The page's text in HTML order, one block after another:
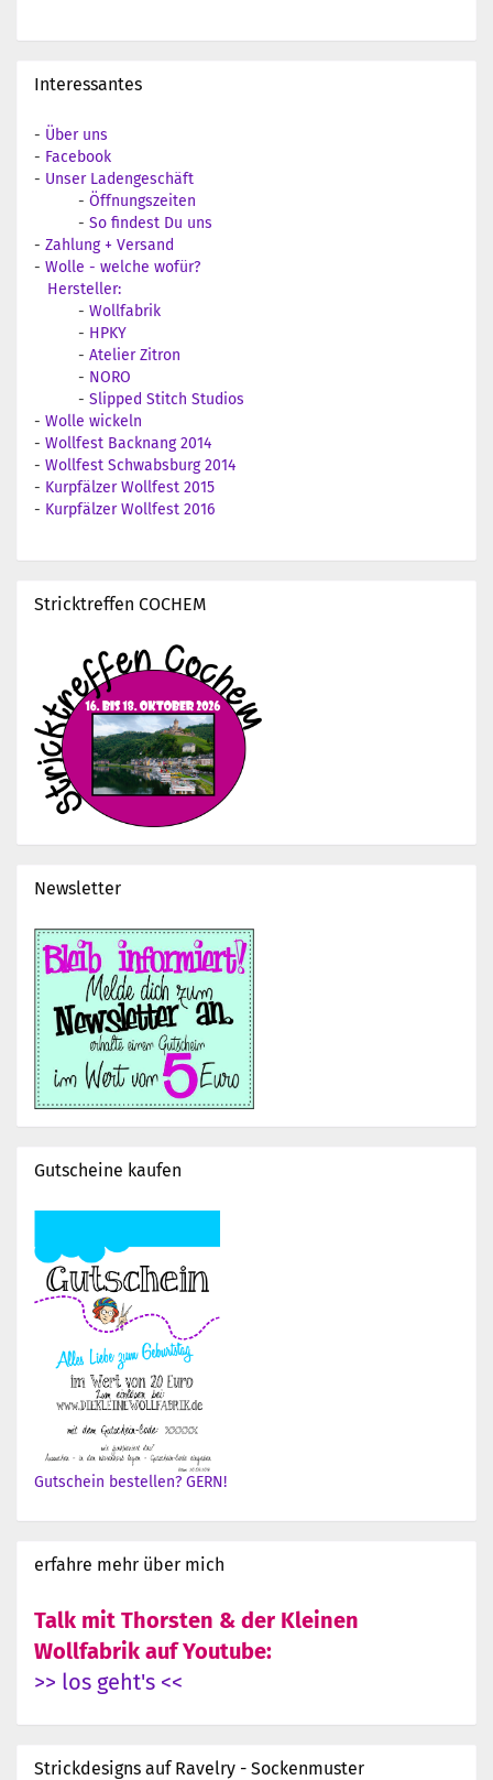
Interessantes
- Über uns
- Facebook
- Unser Ladengeschäft
- Öffnungszeiten
- So findest Du uns
- Zahlung + Versand
- Wolle - welche wofür?
Hersteller:
- Wollfabrik
- HPKY
- Atelier Zitron
- NORO
- Slipped Stitch Studios
- Wolle wickeln
- Wollfest Backnang 2014
- Wollfest Schwabsburg 2014
- Kurpfälzer Wollfest 2015
- Kurpfälzer Wollfest 2016
Stricktreffen COCHEM
Newsletter
Gutscheine kaufen
Gutschein bestellen? GERN!
erfahre mehr über mich
Talk mit Thorsten & der Kleinen
Wollfabrik auf Youtube:
>> los geht's <<
Strickdesigns auf Ravelry - Sockenmuster